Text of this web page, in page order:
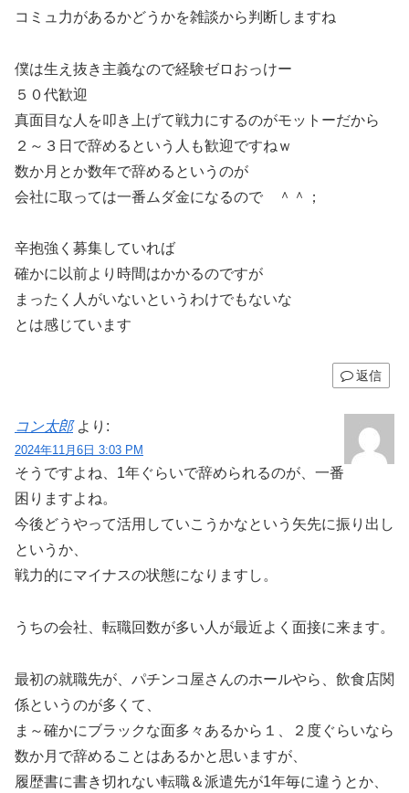
コミュ力があるかどうかを雑談から判断しますね
僕は生え抜き主義なので経験ゼロおっけー
５０代歓迎
真面目な人を叩き上げて戦力にするのがモットーだから
２～３日で辞めるという人も歓迎ですねｗ
数か月とか数年で辞めるというのが
会社に取っては一番ムダ金になるので ＾＾；
辛抱強く募集していれば
確かに以前より時間はかかるのですが
まったく人がいないというわけでもないな
とは感じています
返信
コン太郎 より:
2024年11月6日 3:03 PM
そうですよね、1年ぐらいで辞められるのが、一番
困りますよね。
今後どうやって活用していこうかなという矢先に振り出し
というか、
戦力的にマイナスの状態になりますし。
うちの会社、転職回数が多い人が最近よく面接に来ます。
最初の就職先が、パチンコ屋さんのホールやら、飲食店関
係というのが多くて、
ま～確かにブラックな面多々あるから１、２度ぐらいなら
数か月で辞めることはあるかと思いますが、
履歴書に書き切れない転職＆派遣先が1年毎に違うとか、